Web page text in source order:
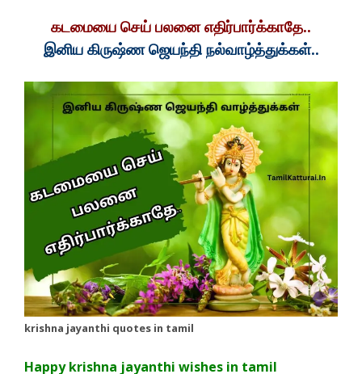
கடமையை செய் பலனை எதிர்பார்க்காதே..
இனிய கிருஷ்ண ஜெயந்தி நல்வாழ்த்துக்கள்..
krishna jayanthi quotes in tamil
Happy krishna jayanthi wishes in tamil